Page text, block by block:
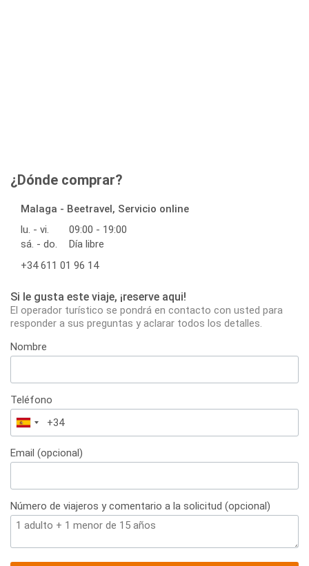
¿Dónde comprar?
Malaga - Beetravel, Servicio online
lu. - vi.
09:00 - 19:00
sá. - do.
Día libre
+34 611 01 96 14
Si le gusta este viaje, ¡reserve aqui!
El operador turístico se pondrá en contacto con usted para
responder a sus preguntas y aclarar todos los detalles.
Nombre
Teléfono
España
+34
Email (opcional)
Número de viajeros y comentario a la solicitud (opcional)